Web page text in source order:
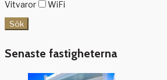
Vitvaror
WiFi
Sök
Senaste fastigheterna